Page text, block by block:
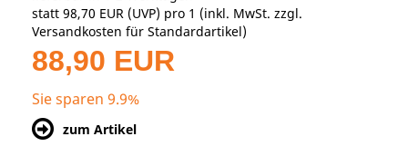
statt 98,70 EUR (UVP) pro 1 (inkl. MwSt. zzgl.
Versandkosten für Standardartikel)
88,90 EUR
Sie sparen 9.9%
zum Artikel